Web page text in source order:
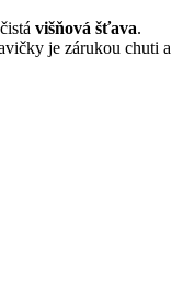
višňová šťava.
je zárukou chuti a